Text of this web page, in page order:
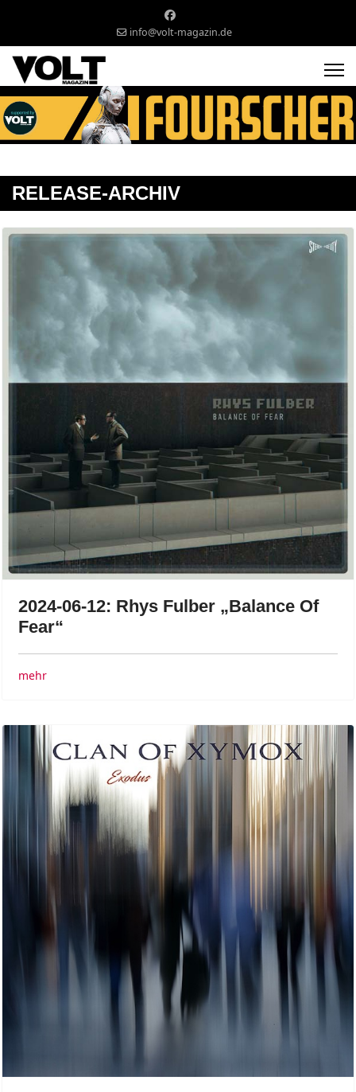
info@volt-magazin.de
RELEASE-ARCHIV
2024-06-12: Rhys Fulber „Balance Of
Fear“
mehr